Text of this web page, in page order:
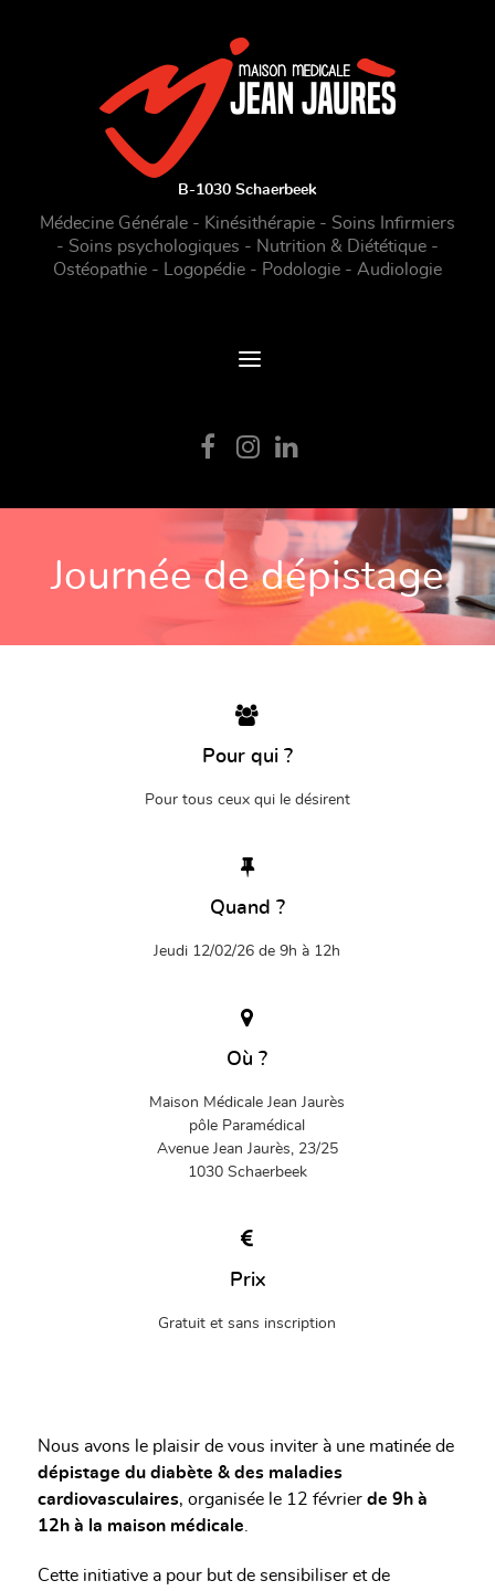
B-1030 Schaerbeek
Médecine Générale - Kinésithérapie - Soins Infirmiers
- Soins psychologiques - Nutrition & Diététique -
Ostéopathie - Logopédie - Podologie - Audiologie
Journée de dépistage
Pour qui ?
Pour tous ceux qui le désirent
Quand ?
Jeudi 12/02/26 de 9h à 12h
Où ?
Maison Médicale Jean Jaurès
pôle Paramédical
Avenue Jean Jaurès, 23/25
1030 Schaerbeek
Prix
Gratuit et sans inscription
Nous avons le plaisir de vous inviter à une matinée de
dépistage du diabète & des maladies
cardiovasculaires, organisée le 12 février de 9h à
12h à la maison médicale
Cette initiative a pour but de sensibiliser et de